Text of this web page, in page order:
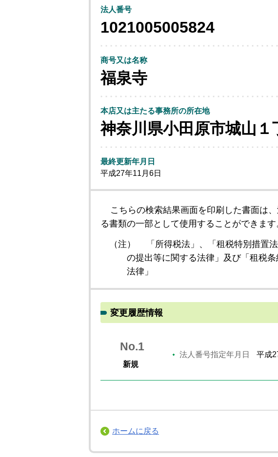
法人番号
1021005005824
商号又は名称
福泉寺
本店又は主たる事務所の所在地
神奈川県小田原市城山１
最終更新年月日
平成27年11月6日
こちらの検索結果画面を印刷した書面は
る書類の一部として使用することができます
（注）
「所得税法」、「租税特別措置
の提出等に関する法律」及び「租税
法律」
変更履歴情報
No.1
新規
法人番号指定年月日 平成
ホームに戻る